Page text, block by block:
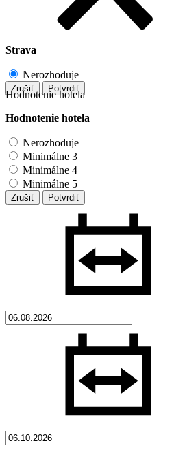
Strava
Nerozhoduje
Zrušiť Potvrdiť
Hodnotenie hotela
Hodnotenie hotela
Nerozhoduje
Minimálne 3
Minimálne 4
Minimálne 5
Zrušiť Potvrdiť